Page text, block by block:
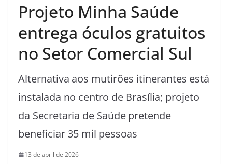
Projeto Minha Saúde
entrega óculos gratuitos
no Setor Comercial Sul
Alternativa aos mutirões itinerantes está
instalada no centro de Brasília; projeto
da Secretaria de Saúde pretende
beneficiar 35 mil pessoas
13 de abril de 2026